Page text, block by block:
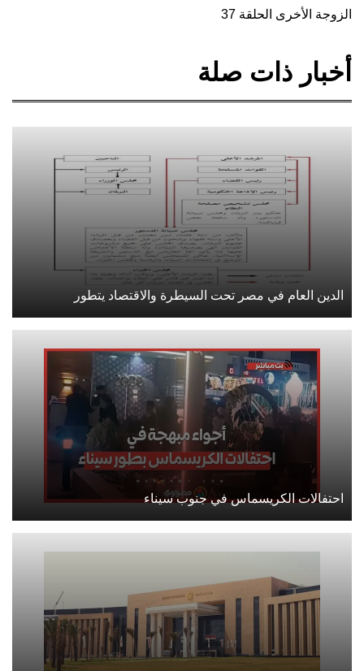
الزوجة الأخرى الحلقة 37
أخبار ذات صلة
الدين العام في مصر تحت السيطرة والاقتصاد يتطور
احتفالات الكريسماس في جنوب سيناء